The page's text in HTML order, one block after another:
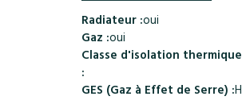
Radiateur :oui
Gaz :oui
Classe d'isolation thermique
:
GES (Gaz à Effet de Serre) :H